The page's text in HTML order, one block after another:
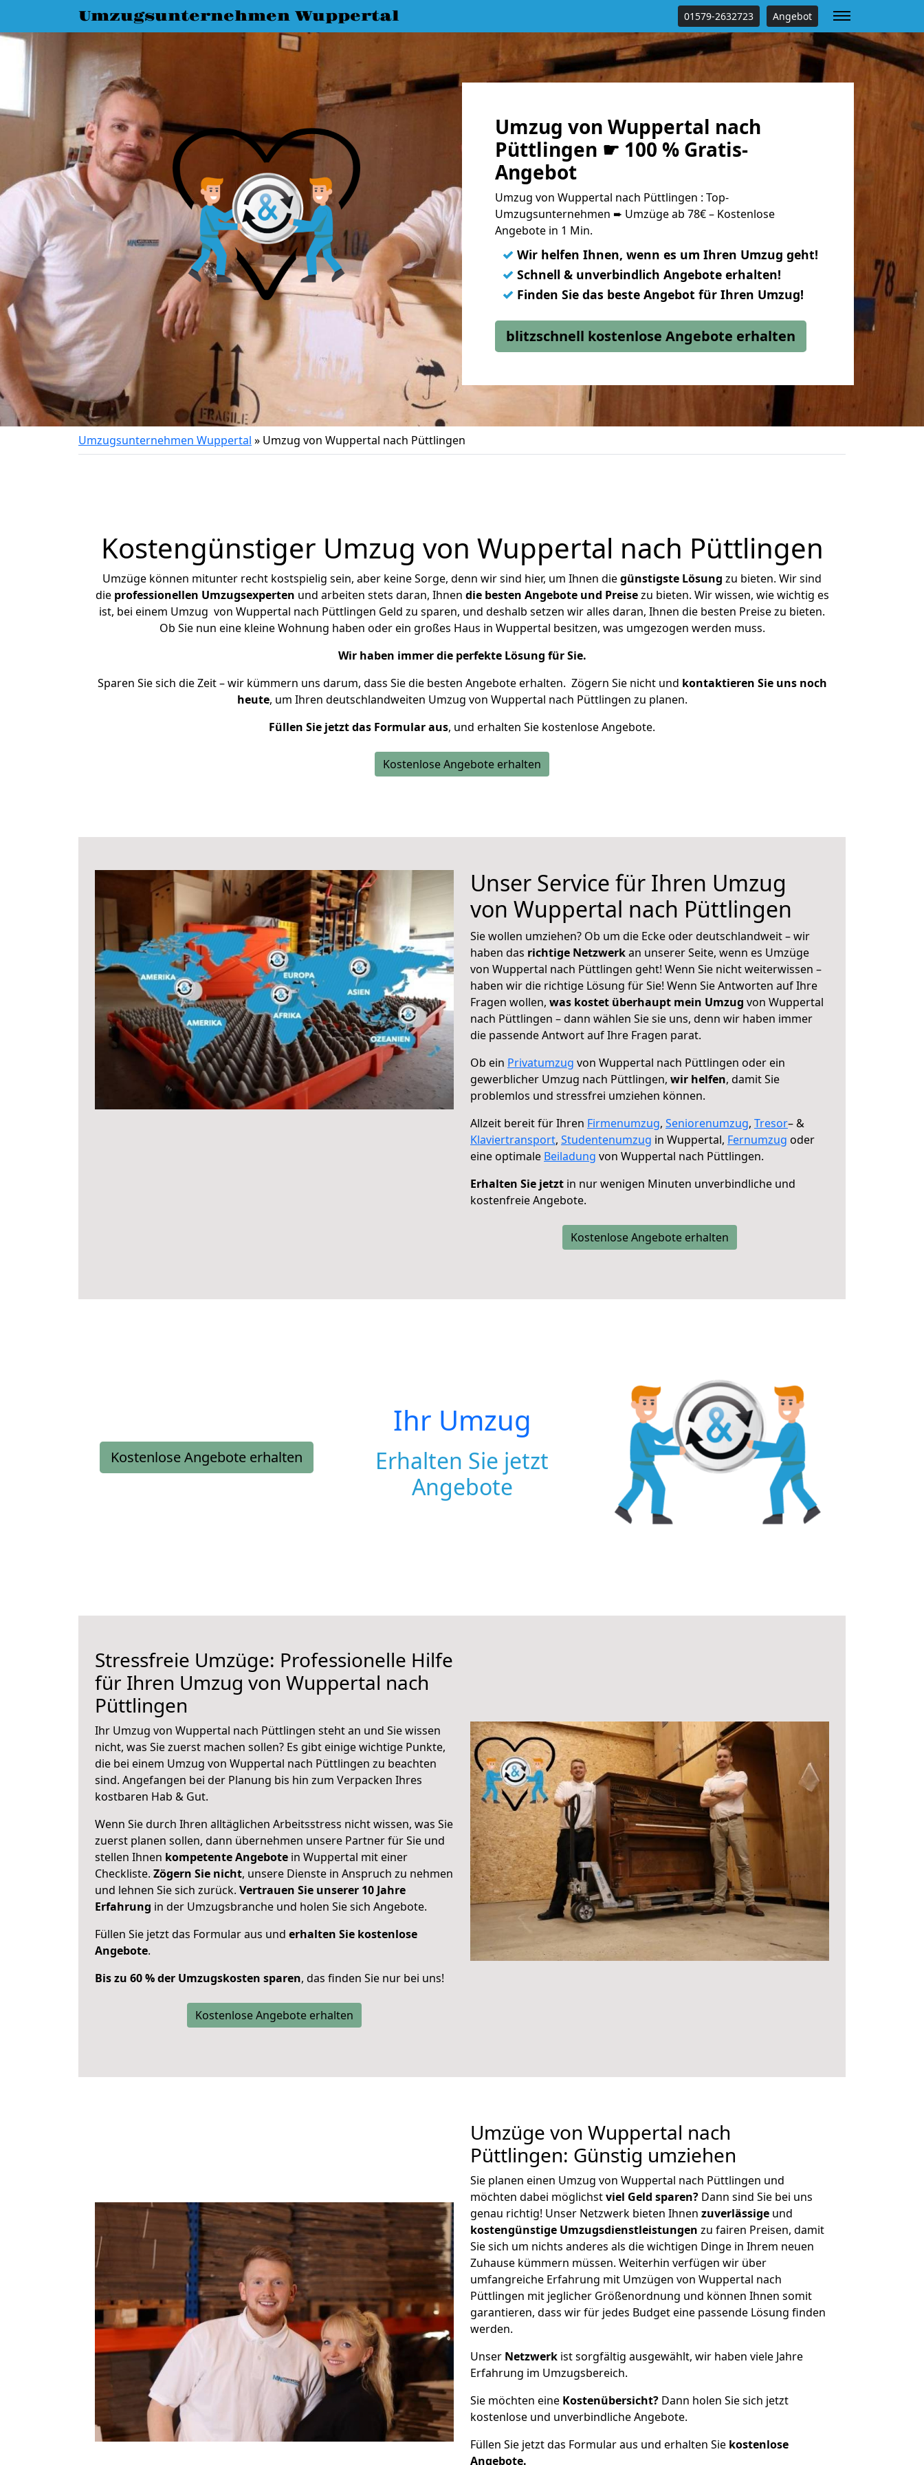
Umzugsunternehmen Wuppertal 01579-2632723 Angebot
Umzug von Wuppertal nach
Püttlingen ☛ 100 % Gratis-
Angebot
Umzug von Wuppertal nach Püttlingen : Top-
Umzugsunternehmen ➨ Umzüge ab 78€ – Kostenlose
Angebote in 1 Min.
✓ Wir helfen Ihnen, wenn es um Ihren Umzug geht!
✓ Schnell & unverbindlich Angebote erhalten!
✓ Finden Sie das beste Angebot für Ihren Umzug!
blitzschnell kostenlose Angebote erhalten
Umzugsunternehmen Wuppertal » Umzug von Wuppertal nach Püttlingen
Kostengünstiger Umzug von Wuppertal nach Püttlingen
Umzüge können mitunter recht kostspielig sein, aber keine Sorge, denn wir sind hier, um Ihnen diegünstigste Lösung zu bieten. Wir sind
die professionellen Umzugsexperten und arbeiten stets daran, Ihnen die besten Angebote und Preisezu bieten. Wir wissen, wie wichtig es
ist, bei einem Umzug von Wuppertal nach Püttlingen Geld zu sparen, und deshalb setzen wir alles daran, Ihnen die besten Preise zu bieten.
Ob Sie nun eine kleine Wohnung haben oder ein großes Haus in Wuppertal besitzen, was umgezogen werden muss.
Wir haben immer die perfekte Lösung für Sie.
Sparen Sie sich die Zeit – wir kümmern uns darum, dass Sie die besten Angebote erhalten. Zögern Sie nicht und kontaktieren Sie uns noch
heute, um Ihren deutschlandweiten Umzug von Wuppertal nach Püttlingen zu planen.
Füllen Sie jetzt das Formular aus, und erhalten Sie kostenlose Angebote.
Kostenlose Angebote erhalten
Unser Service für Ihren Umzug
von Wuppertal nach Püttlingen
Sie wollen umziehen? Ob um die Ecke oder deutschlandweit – wir
haben das richtige Netzwerkan unserer Seite, wenn es Umzüge
von Wuppertal nach Püttlingen geht! Wenn Sie nicht weiterwissen –
haben wir die richtige Lösung für Sie! Wenn Sie Antworten auf Ihre
Fragen wollen, was kostet überhaupt mein Umzug von Wuppertal
nach Püttlingen – dann wählen Sie sie uns, denn wir haben immer
die passende Antwort auf Ihre Fragen parat.
Ob ein Privatumzug von Wuppertal nach Püttlingen oder ein
gewerblicher Umzug nach Püttlingen, wir helfen, damit Sie
problemlos und stressfrei umziehen können.
Allzeit bereit für Ihren Firmenumzug, Seniorenumzug, Tresor– &
Klaviertransport, Studentenumzug in Wuppertal, Fernumzug oder
eine optimale Beiladung von Wuppertal nach Püttlingen.
Erhalten Sie jetzt in nur wenigen Minuten unverbindliche und
kostenfreie Angebote.
Kostenlose Angebote erhalten
Kostenlose Angebote erhalten
Ihr Umzug
Erhalten Sie jetzt
Angebote
Stressfreie Umzüge: Professionelle Hilfe
für Ihren Umzug von Wuppertal nach
Püttlingen
Ihr Umzug von Wuppertal nach Püttlingen steht an und Sie wissen
nicht, was Sie zuerst machen sollen? Es gibt einige wichtige Punkte,
die bei einem Umzug von Wuppertal nach Püttlingen zu beachten
sind. Angefangen bei der Planung bis hin zum Verpacken Ihres
kostbaren Hab & Gut.
Wenn Sie durch Ihren alltäglichen Arbeitsstress nicht wissen, was Sie
zuerst planen sollen, dann übernehmen unsere Partner für Sie und
stellen Ihnen kompetente Angebote in Wuppertal mit einer
Checkliste. Zögern Sie nicht, unsere Dienste in Anspruch zu nehmen
und lehnen Sie sich zurück. Vertrauen Sie unserer 10 Jahre
Erfahrung in der Umzugsbranche und holen Sie sich Angebote.
Füllen Sie jetzt das Formular aus und erhalten Sie kostenlose
Angebote.
Bis zu 60 % der Umzugskosten sparen, das finden Sie nur bei uns!
Kostenlose Angebote erhalten
Umzüge von Wuppertal nach
Püttlingen: Günstig umziehen
Sie planen einen Umzug von Wuppertal nach Püttlingen und
möchten dabei möglichstviel Geld sparen? Dann sind Sie bei uns
genau richtig! Unser Netzwerk bieten Ihnen zuverlässige und
kostengünstige Umzugsdienstleistungen zu fairen Preisen, damit
Sie sich um nichts anderes als die wichtigen Dinge in Ihrem neuen
Zuhause kümmern müssen. Weiterhin verfügen wir über
umfangreiche Erfahrung mit Umzügen von Wuppertal nach
Püttlingen mit jeglicher Größenordnung und können Ihnen somit
garantieren, dass wir für jedes Budget eine passende Lösung finden
werden.
Unser Netzwerk ist sorgfältig ausgewählt, wir haben viele Jahre
Erfahrung im Umzugsbereich.
Sie möchten eine Kostenübersicht? Dann holen Sie sich jetzt
kostenlose und unverbindliche Angebote.
Füllen Sie jetzt das Formular aus und erhalten Sie kostenlose
Angebote.